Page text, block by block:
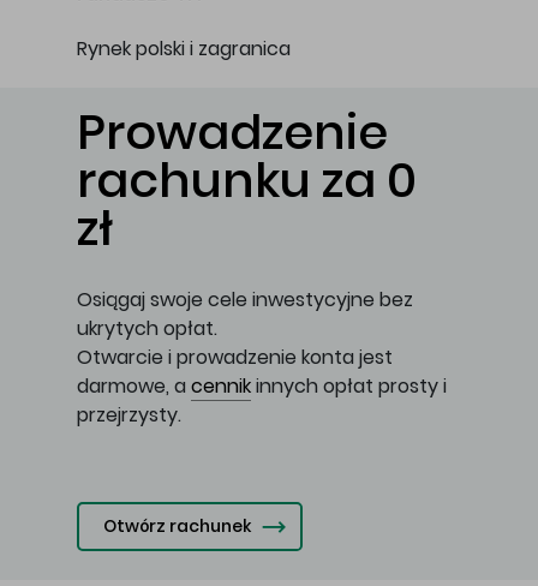
Rynek polski i zagranica
Prowadzenie
rachunku za 0
zł
Osiągaj swoje cele inwestycyjne bez
ukrytych opłat.
Otwarcie i prowadzenie konta jest
darmowe, a cennikinnych opłat prosty i
przejrzysty.
Otwórz rachunek